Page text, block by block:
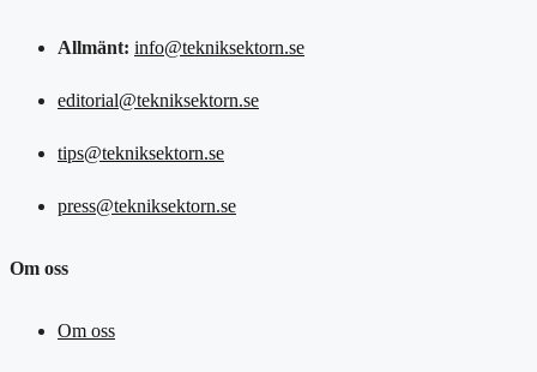
Allmänt: info@tekniksektorn.se
editorial@tekniksektorn.se
tips@tekniksektorn.se
press@tekniksektorn.se
Om oss
Om oss